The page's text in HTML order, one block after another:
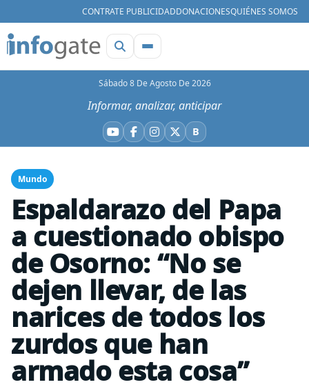
CONTRATE PUBLICIDADDONACIONESQUIÉNES SOMOS
Sábado 8 De Agosto De 2026
Informar, analizar, anticipar
YouTube
Facebook
Instagram
X BBluesky
Mundo
Espaldarazo del Papa
a cuestionado obispo
de Osorno: “No se
dejen llevar, de las
narices de todos los
zurdos que han
armado esta cosa”